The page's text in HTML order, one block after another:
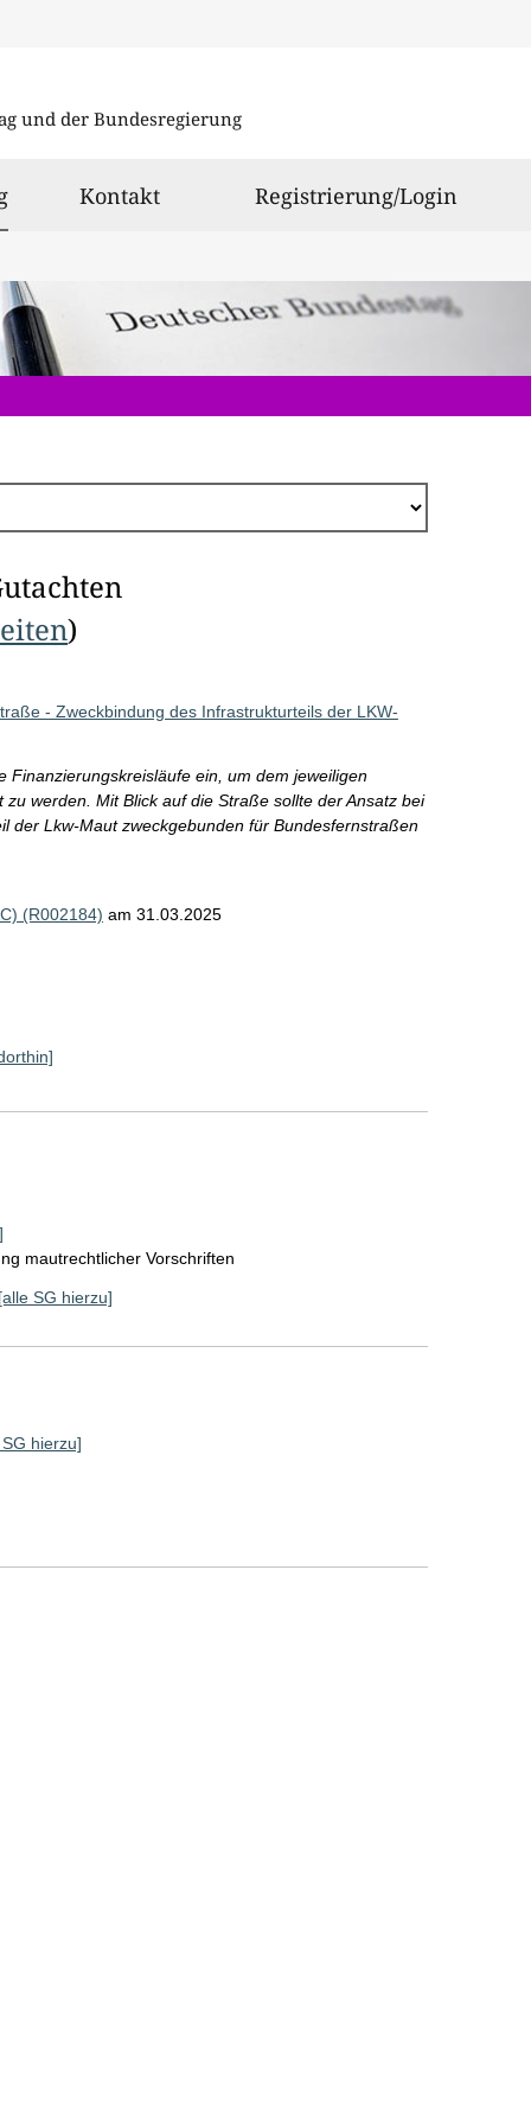
und der Bundesregierung
ausgewählt
Kontakt Registrierung/Login
)
- Zweckbindung des Infrastrukturteils der LKW-
Finanzierungskreisläufe ein, um dem jeweiligen
werden. Mit Blick auf die Straße sollte der Ansatz bei
der Lkw-Maut zweckgebunden für Bundesfernstraßen
(R002184) am 31.03.2025
mautrechtlicher Vorschriften
SG hierzu]
hierzu]